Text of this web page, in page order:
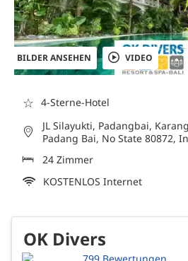
BILDER ANSEHEN VIDEO
☆ 4-Sterne-Hotel
JL Silayukti, Padangbai,
Padang Bai, No State 80872,
24 Zimmer
KOSTENLOS Internet
OK Divers
799 Bewertungen.